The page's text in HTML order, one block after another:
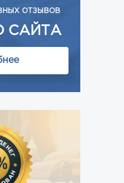
ОТЗЫВОВ
САЙТА